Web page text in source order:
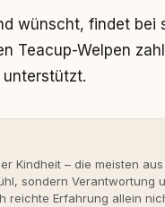
wünscht, findet bei
Teacup-Welpen
unterstützt.
Kindheit – die meisten
sondern Verantwortung
reichte Erfahrung allein